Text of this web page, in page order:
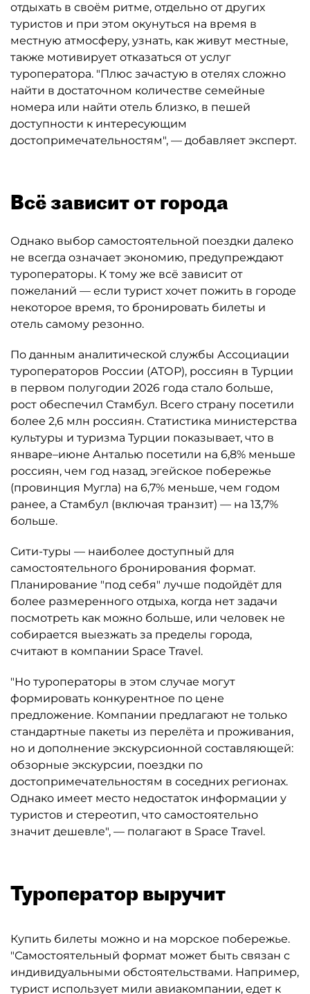
отдыхать в своём ритме, отдельно от других
туристов и при этом окунуться на время в
местную атмосферу, узнать, как живут местные,
также мотивирует отказаться от услуг
туроператора. "Плюс зачастую в отелях сложно
найти в достаточном количестве семейные
номера или найти отель близко, в пешей
доступности к интересующим
достопримечательностям", — добавляет эксперт.
Всё зависит от города
Однако выбор самостоятельной поездки далеко
не всегда означает экономию, предупреждают
туроператоры. К тому же всё зависит от
пожеланий — если турист хочет пожить в городе
некоторое время, то бронировать билеты и
отель самому резонно.
По данным аналитической службы Ассоциации
туроператоров России (АТОР), россиян в Турции
в первом полугодии 2026 года стало больше,
рост обеспечил Стамбул. Всего страну посетили
более 2,6 млн россиян. Статистика министерства
культуры и туризма Турции показывает, что в
январе–июне Анталью посетили на 6,8% меньше
россиян, чем год назад, эгейское побережье
(провинция Мугла) на 6,7% меньше, чем годом
ранее, а Стамбул (включая транзит) — на 13,7%
больше.
Сити-туры — наиболее доступный для
самостоятельного бронирования формат.
Планирование "под себя" лучше подойдёт для
более размеренного отдыха, когда нет задачи
посмотреть как можно больше, или человек не
собирается выезжать за пределы города,
считают в компании Space Travel.
"Но туроператоры в этом случае могут
формировать конкурентное по цене
предложение. Компании предлагают не только
стандартные пакеты из перелёта и проживания,
но и дополнение экскурсионной составляющей:
обзорные экскурсии, поездки по
достопримечательностям в соседних регионах.
Однако имеет место недостаток информации у
туристов и стереотип, что самостоятельно
значит дешевле", — полагают в Space Travel.
Туроператор выручит
Купить билеты можно и на морское побережье.
"Самостоятельный формат может быть связан с
индивидуальными обстоятельствами. Например,
турист использует мили авиакомпании, едет к